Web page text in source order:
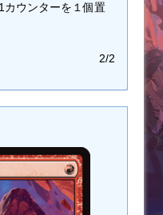
カウンターを１個置
2/2